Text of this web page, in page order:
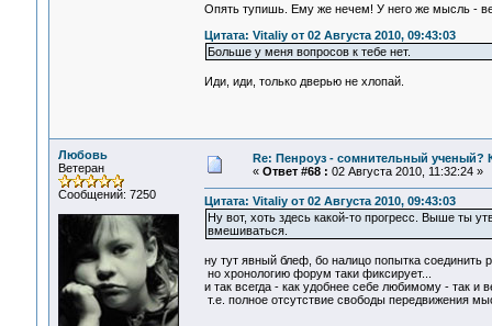
Опять тупишь. Ему же нечем! У него же мысль -
Цитата: Vitaliy от 02 Августа 2010, 09:43:03
Больше у меня вопросов к тебе нет.
Иди, иди, только дверью не хлопай.
Любовь
Ветеран
Сообщений: 7250
Re: Пенроуз - сомнительный ученый?
« Ответ #68 : 02 Августа 2010, 11:32:24 »
Цитата: Vitaliy от 02 Августа 2010, 09:43:03
Ну вот, хоть здесь какой-то прогресс. Выше ты
вмешиваться.
ну тут явный блеф, бо налицо попытка соединить
но хронологию форум таки фиксирует...
и так всегда - как удобнее себе любимому - так и
т.е. полное отсутствие свободы передвижения